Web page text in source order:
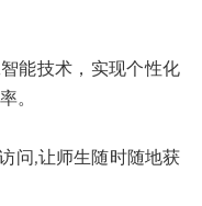
能技术，实现个性化
。
,让师生随时随地获